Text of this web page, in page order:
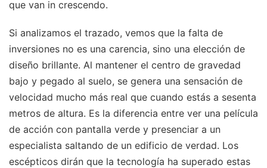
que van in crescendo.
Si analizamos el trazado, vemos que la falta de
inversiones no es una carencia, sino una elección de
diseño brillante. Al mantener el centro de gravedad
bajo y pegado al suelo, se genera una sensación de
velocidad mucho más real que cuando estás a sesenta
metros de altura. Es la diferencia entre ver una película
de acción con pantalla verde y presenciar a un
especialista saltando de un edificio de verdad. Los
escépticos dirán que la tecnología ha superado estas